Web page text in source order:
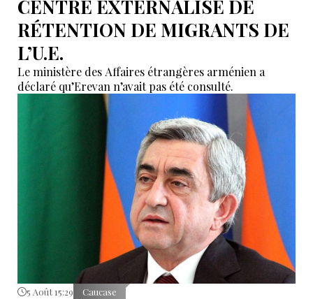
CENTRE EXTERNALISÉ DE
RÉTENTION DE MIGRANTS DE
L’U.E.
Le ministère des Affaires étrangères arménien a
déclaré qu’Erevan n’avait pas été consulté.
5 Août 15:29 Caucase